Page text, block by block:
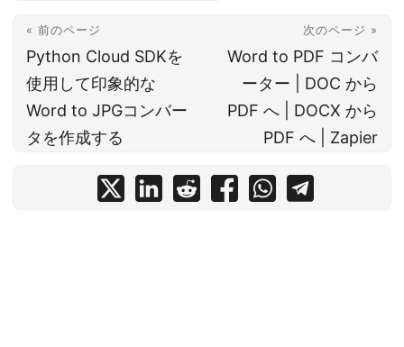
« 前のページ
Python Cloud SDKを
使用して印象的な
Word to JPGコンバー
タを作成する
次のページ »
Word to PDF コンバ
ーター | DOC から
PDF へ | DOCX から
PDF へ | Zapier